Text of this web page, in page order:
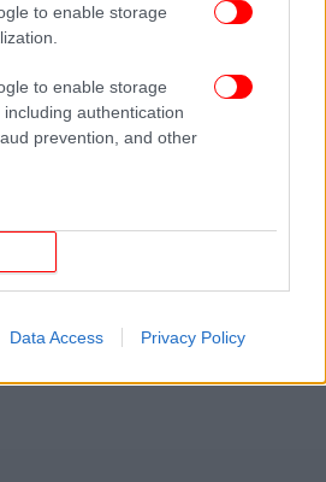
to enable storage
to enable storage
authentication
prevention, and other
Data Access Privacy Policy
οργάνων δεν έμεινε
διεκδικητή της
Νίκο Παππά ο οποίος θα
του το Σάββατο.
του Αλέξη Τσίπρα
βέλη κατά του πρώην
για την υπερφορολόγηση
το περίφημο μαξιλάρι των